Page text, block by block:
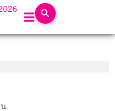
.